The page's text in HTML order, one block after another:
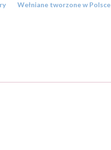
Wełniane tworzone w Polsce